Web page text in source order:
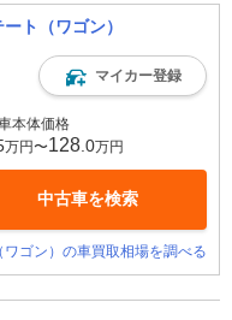
ト（ワゴン）
マイカー登録
本体価格
万円〜128 .0万円
中古車を検索
ワゴン）の車買取相場を調べる